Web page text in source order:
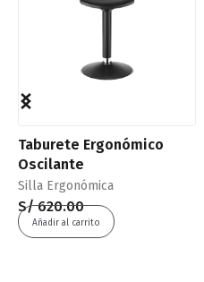
Taburete Ergonómico
Oscilante
Silla Ergonómica
S/620.00
Añadir al carrito